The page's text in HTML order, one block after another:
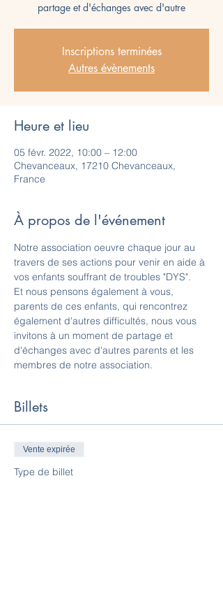
partage et d'échanges avec d'autre
Inscriptions terminées
Autres évènements
Heure et lieu
05 févr. 2022, 10:00 – 12:00
Chevanceaux, 17210 Chevanceaux,
France
À propos de l'événement
Notre association oeuvre chaque jour au
travers de ses actions pour venir en aide à
vos enfants souffrant de troubles "DYS".
Et nous pensons également à vous,
parents de ces enfants, qui rencontrez
également d'autres difficultés, nous vous
invitons à un moment de partage et
d'échanges avec d'autres parents et les
membres de notre association.
Billets
Vente expirée
Type de billet